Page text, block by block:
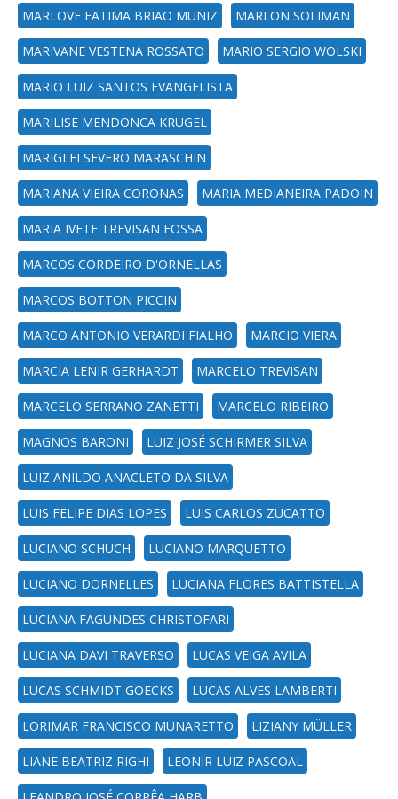
MARLOVE FATIMA BRIAO MUNIZ MARLON SOLIMAN
MARIVANE VESTENA ROSSATO MARIO SERGIO WOLSKI
MARIO LUIZ SANTOS EVANGELISTA
MARILISE MENDONCA KRUGEL
MARIGLEI SEVERO MARASCHIN
MARIANA VIEIRA CORONAS MARIA MEDIANEIRA PADOIN
MARIA IVETE TREVISAN FOSSA
MARCOS CORDEIRO D'ORNELLAS
MARCOS BOTTON PICCIN
MARCO ANTONIO VERARDI FIALHO MARCIO VIERA
MARCIA LENIR GERHARDT MARCELO TREVISAN
MARCELO SERRANO ZANETTI MARCELO RIBEIRO
MAGNOS BARONI LUIZ JOSÉ SCHIRMER SILVA
LUIZ ANILDO ANACLETO DA SILVA
LUIS FELIPE DIAS LOPES LUIS CARLOS ZUCATTO
LUCIANO SCHUCH LUCIANO MARQUETTO
LUCIANO DORNELLES LUCIANA FLORES BATTISTELLA
LUCIANA FAGUNDES CHRISTOFARI
LUCIANA DAVI TRAVERSO LUCAS VEIGA AVILA
LUCAS SCHMIDT GOECKS LUCAS ALVES LAMBERTI
LORIMAR FRANCISCO MUNARETTO LIZIANY MÜLLER
LIANE BEATRIZ RIGHI LEONIR LUIZ PASCOAL